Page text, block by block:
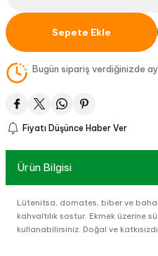
Sepete Ekle
Bugün sipariş verdiğinizde
Fiyatı Düşünce Haber Ver
Ürün Bilgisi
Lütenitsa, domates, biber ve
kahvaltılık sostur. Ekmek üzerine
kullanabilirsiniz. Doğal ve